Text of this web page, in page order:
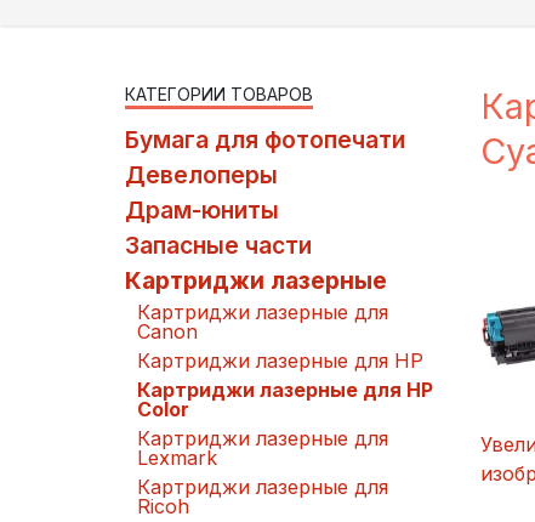
КАТЕГОРИИ ТОВАРОВ
Бумага для фотопечати
Девелоперы
Драм-юниты
Запасные части
Картриджи лазерные
Картриджи лазерные для
Canon
Картриджи лазерные для HP
Картриджи лазерные для HP
Color
Картриджи лазерные для
Lexmark
Картриджи лазерные для
Ricoh